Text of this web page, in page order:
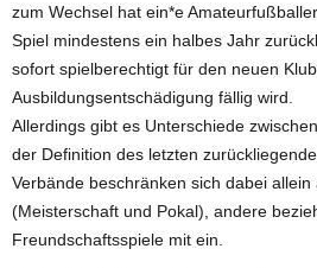
zum Wechsel hat ein*e
Spiel mindestens ein halbes Jahr
sofort spielberechtigt für den neuen
Ausbildungsentschädigung fällig wird.
Allerdings gibt es Unterschiede
der Definition des letzten
Verbände beschränken sich dabei allein
(Meisterschaft und Pokal), andere
Freundschaftsspiele mit ein.